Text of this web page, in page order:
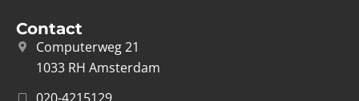
Contact
Computerweg 21
1033 RH Amsterdam